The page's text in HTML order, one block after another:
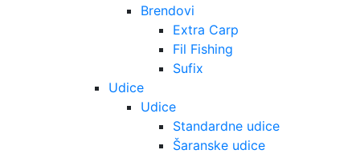
Brendovi
Extra Carp
Fil Fishing
Sufix
Udice
Udice
Standardne udice
Šaranske udice